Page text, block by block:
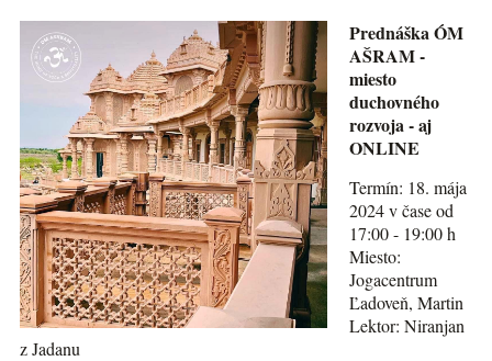
Prednáška ÓM
AŠRAM -
miesto
duchovného
rozvoja - aj
ONLINE
Termín: 18. mája
2024 v čase od
17:00 - 19:00 h
Miesto:
Jogacentrum
Ľadoveň, Martin
Lektor: Niranjan
z Jadanu